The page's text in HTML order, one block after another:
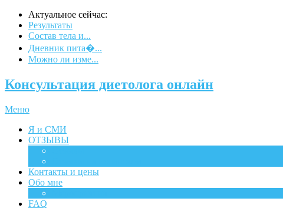
Актуальное сейчас:
Результаты
Состав тела и...
Дневник пита�...
Можно ли изме...
Консультация диетолога онлайн
Меню
Я и СМИ
ОТЗЫВЫ
Контакты и цены
Обо мне
FAQ